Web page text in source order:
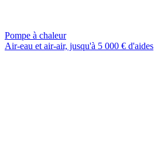
Pompe à chaleur
Air-eau et air-air, jusqu'à 5 000 € d'aides